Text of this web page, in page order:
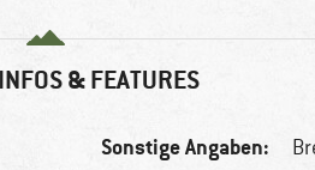
& FEATURES
Sonstige Angaben: